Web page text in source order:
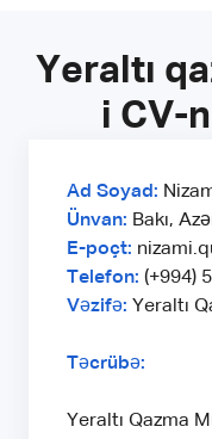
Yeraltı
i CV-
Ad Soyad:
Ünvan: Bakı,
E-poçt:
Telefon: (+994)
Vəzifə: Yeraltı
Təcrübə:
Yeraltı Qazma